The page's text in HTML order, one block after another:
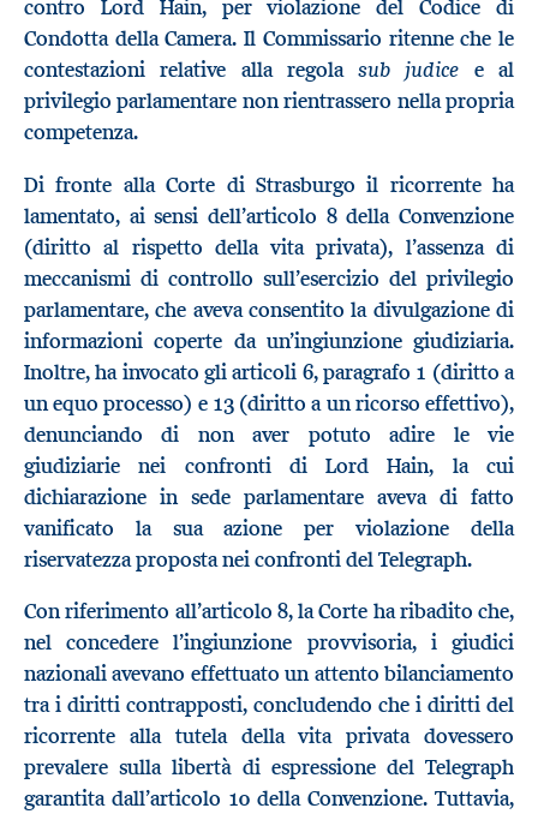
contro Lord Hain, per violazione del Codice di
Condotta della Camera. Il Commissario ritenne che le
contestazioni relative alla regolasub judice e al
privilegio parlamentare non rientrassero nella propria
competenza.
Di fronte alla Corte di Strasburgo il ricorrente ha
lamentato, ai sensi dell’articolo 8 della Convenzione
(diritto al rispetto della vita privata), l’assenza di
meccanismi di controllo sull’esercizio del privilegio
parlamentare, che aveva consentito la divulgazione di
informazioni coperte da un’ingiunzione giudiziaria.
Inoltre, ha invocato gli articoli 6, paragrafo 1 (diritto a
un equo processo) e 13 (diritto a un ricorso effettivo),
denunciando di non aver potuto adire le vie
giudiziarie nei confronti di Lord Hain, la cui
dichiarazione in sede parlamentare aveva di fatto
vanificato la sua azione per violazione della
riservatezza proposta nei confronti del Telegraph.
Con riferimento all’articolo 8, la Corte ha ribadito che,
nel concedere l’ingiunzione provvisoria, i giudici
nazionali avevano effettuato un attento bilanciamento
tra i diritti contrapposti, concludendo che i diritti del
ricorrente alla tutela della vita privata dovessero
prevalere sulla libertà di espressione del Telegraph
garantita dall’articolo 10 della Convenzione. Tuttavia,